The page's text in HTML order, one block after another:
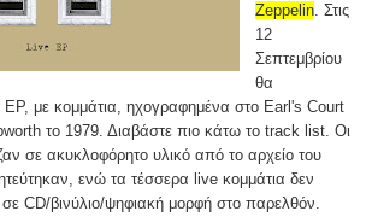
Zeppelin. Στις
12
Σεπτεμβρίου
θα
EP, με κομμάτια, ηχογραφημένα στο Earl's Court
το 1979. Διαβάστε πιο κάτω το track list. Οι
σε ακυκλοφόρητο υλικό από το αρχείο του
ενώ τα τέσσερα live κομμάτια δεν
CD/βινύλιο/ψηφιακή μορφή στο παρελθόν.